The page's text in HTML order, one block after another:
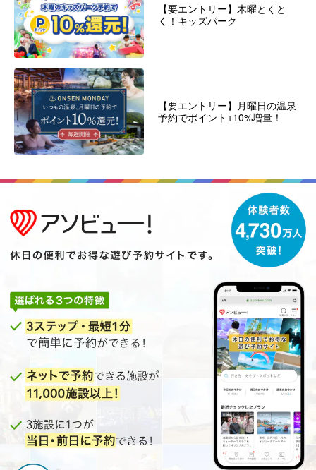
【要エントリー】木曜とくと
く！キッズパーク
【要エントリー】月曜日の温泉
予約でポイント+10%増量！